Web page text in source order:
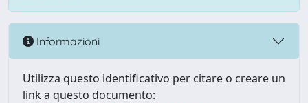
Informazioni
Utilizza questo identificativo per citare o creare un
link a questo documento: